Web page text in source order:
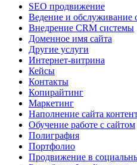
SEO продвижение
Ведение и обслуживание
Внедрение CRM системы
Доменное имя сайта
Другие услуги
Интернет-витрина
Кейсы
Контакты
Копирайтинг
Маркетинг
Наполнение сайта
Обучение работе с сайтом
Полиграфия
Портфолио
Продвижение в